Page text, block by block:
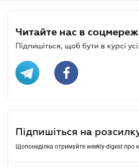
Читайте нас в
Підпишіться, щоб бути в курсі
Підпишіться на
Щопонеділка отримуйте weekly-digest про